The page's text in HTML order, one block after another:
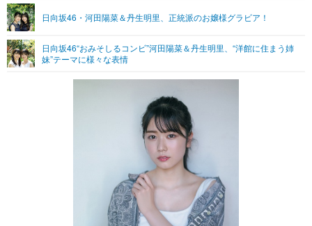
グラビア ブログ
ショッピング その他
プッシュ通知の停止方法
日向坂46・河田陽菜＆丹生明里、正統派のお嬢様グラビア！
日向坂46“おみそしるコンビ”河田陽菜＆丹生明里、“洋館に住まう姉
妹”テーマに様々な表情